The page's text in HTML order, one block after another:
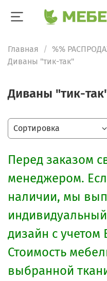
Главная %%
Диваны "тик-так"
Диваны "тик-
Перед заказом
менеджером.
наличии, мы
дизайн с
Стоимость
выбранной